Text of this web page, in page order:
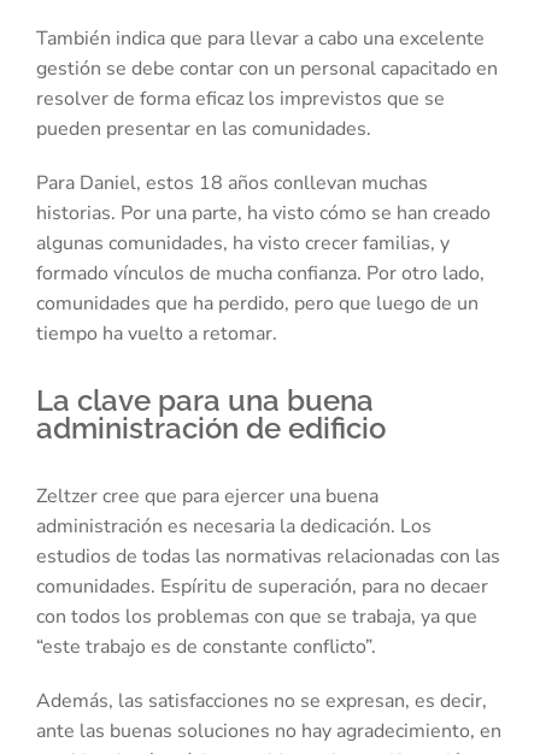
También indica que para llevar a cabo una excelente
gestión se debe contar con un personal capacitado en
resolver de forma eficaz los imprevistos que se
pueden presentar en las comunidades.
Para Daniel, estos 18 años conllevan muchas
historias. Por una parte, ha visto cómo se han creado
algunas comunidades, ha visto crecer familias, y
formado vínculos de mucha confianza. Por otro lado,
comunidades que ha perdido, pero que luego de un
tiempo ha vuelto a retomar.
La clave para una buena
administración de edificio
Zeltzer cree que para ejercer una buena
administración es necesaria la dedicación. Los
estudios de todas las normativas relacionadas con las
comunidades. Espíritu de superación, para no decaer
con todos los problemas con que se trabaja, ya que
“este trabajo es de constante conflicto”.
Además, las satisfacciones no se expresan, es decir,
ante las buenas soluciones no hay agradecimiento, en